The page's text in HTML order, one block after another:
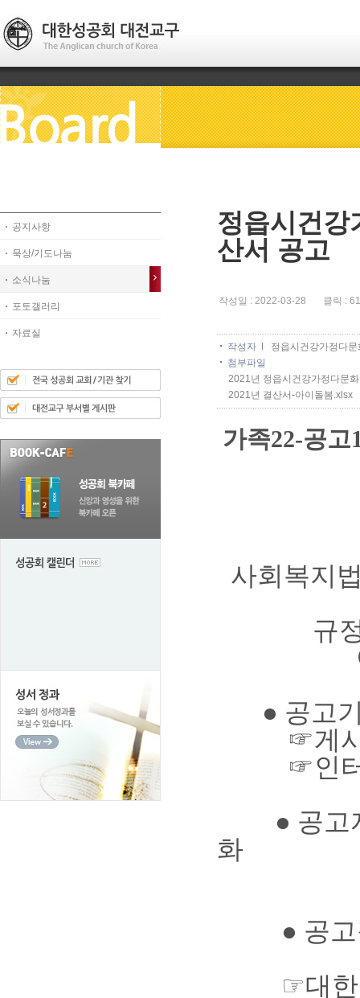
공지사항
묵상/기도나눔
소식나눔
포토갤러리
자료실
정읍시건강
산서 공고
작성일 : 2022-03-28 클릭 :
작성자
정읍시건강가정다
첨부파일
2021년 정읍시건강가정다문
2021년 결산서-아이돌봄.xlsx
가족22-공고
사회복지
규
● 공고
☞게
☞인
● 공
화
● 공고
☞대